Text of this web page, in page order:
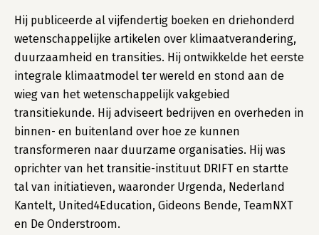
Hij publiceerde al vijfendertig boeken en driehonderd
wetenschappelijke artikelen over klimaatverandering,
duurzaamheid en transities. Hij ontwikkelde het eerste
integrale klimaatmodel ter wereld en stond aan de
wieg van het wetenschappelijk vakgebied
transitiekunde. Hij adviseert bedrijven en overheden in
binnen- en buitenland over hoe ze kunnen
transformeren naar duurzame organisaties. Hij was
oprichter van het transitie-instituut DRIFT en startte
tal van initiatieven, waaronder Urgenda, Nederland
Kantelt, United4Education, Gideons Bende, TeamNXT
en De Onderstroom.